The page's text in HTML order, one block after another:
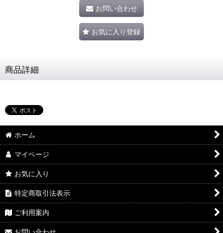
お問い合わせ
お気に入り登録
商品詳細
ホーム
マイページ
お気に入り
特定商取引法表示
ご利用案内